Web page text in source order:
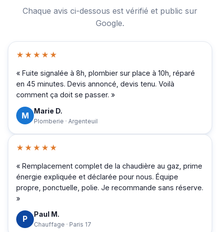
Chaque avis ci-dessous est vérifié et public sur
Google.
★★★★★
« Fuite signalée à 8h, plombier sur place à 10h, réparé
en 45 minutes. Devis annoncé, devis tenu. Voilà
comment ça doit se passer. »
M Marie D.
Plomberie · Argenteuil
★★★★★
« Remplacement complet de la chaudière au gaz, prime
énergie expliquée et déclarée pour nous. Équipe
propre, ponctuelle, polie. Je recommande sans réserve.
»
P Paul M.
Chauffage · Paris 17